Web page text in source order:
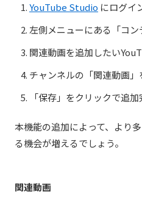
YouTube Studio にログイ
左側メニューにある「コ
関連動画を追加したい
チャンネルの「関連動画」
「保存」をクリックで追加
本機能の追加によって、より
る機会が増えるでしょう。
関連動画